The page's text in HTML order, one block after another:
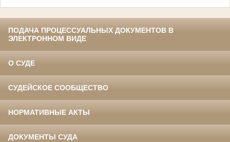
ПОДАЧА ПРОЦЕССУАЛЬНЫХ ДОКУМЕНТОВ В
ЭЛЕКТРОННОМ ВИДЕ
О СУДЕ
СУДЕЙСКОЕ СООБЩЕСТВО
НОРМАТИВНЫЕ АКТЫ
ДОКУМЕНТЫ СУДА